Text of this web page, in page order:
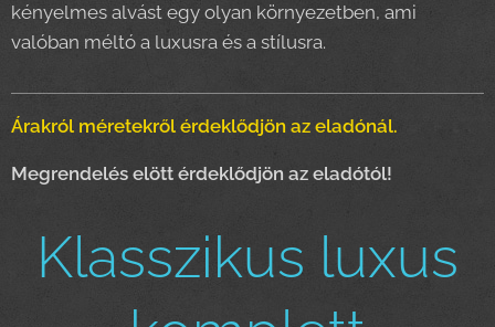
kényelmes alvást egy olyan környezetben, ami
valóban méltó a luxusra és a stílusra.
Árakról méretekről érdeklődjön az eladónál.
Megrendelés elött érdeklődjön az eladótól!
Klasszikus luxus